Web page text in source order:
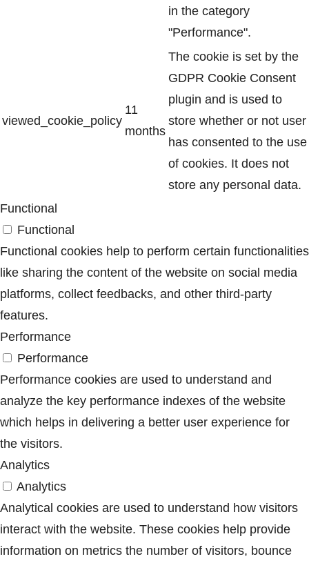
in the category
"Performance".
viewed_cookie_policy
11
months
The cookie is set by the
GDPR Cookie Consent
plugin and is used to
store whether or not user
has consented to the use
of cookies. It does not
store any personal data.
Functional
Functional
Functional cookies help to perform certain functionalities
like sharing the content of the website on social media
platforms, collect feedbacks, and other third-party
features.
Performance
Performance
Performance cookies are used to understand and
analyze the key performance indexes of the website
which helps in delivering a better user experience for
the visitors.
Analytics
Analytics
Analytical cookies are used to understand how visitors
interact with the website. These cookies help provide
information on metrics the number of visitors, bounce